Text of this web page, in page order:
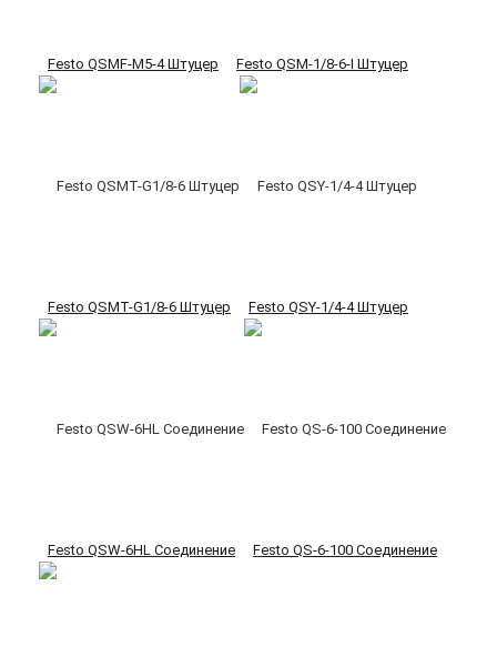
Festo QSMF-M5-4 Штуцер Festo QSM-1/8-6-I Штуцер
Festo QSMT-G1/8-6 Штуцер Festo QSY-1/4-4 Штуцер
Festo QSW-6HL Соединение Festo QS-6-100 Соединение